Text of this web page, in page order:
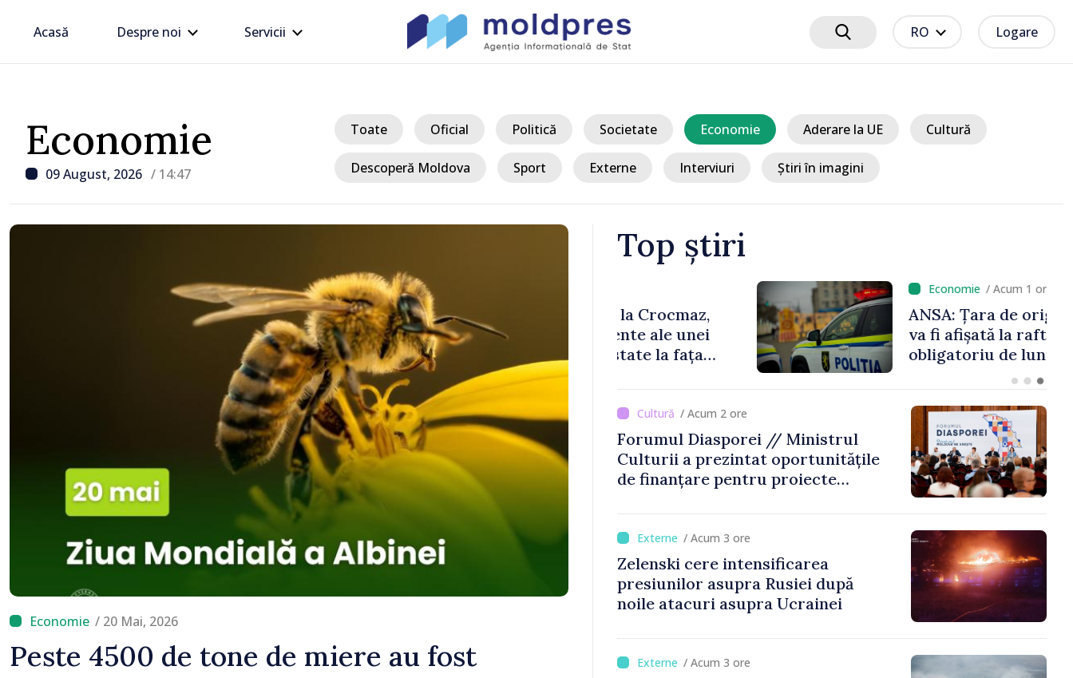
Acasă Despre noi Servicii RO Logare
Economie
09 August, 2026 / 14:47
Toate Oficial Politică Societate Economie Aderare la UE Cultură
Descoperă Moldova Sport Externe Interviuri Știri în imagini
/ 20 Mai, 2026
Peste 4500 de tone de miere au fost
Top știri
/ Acum 1 oră
UPDATE // Explozie la Crocmaz,
Ștefan Vodă. Fragmente ale unei
drone de luptă depistate la fața
/ Acum 1 oră
ANSA: Țara de origine a alimentelor
va fi afișată la raft în mod
obligatoriu de luni, 10 august.
Comercianții riscă amenzi de zeci
/ Acum 2 ore
Forumul Diasporei // Ministrul
Culturii a prezintat oportunitățile
de finanțare pentru proiecte
/ Acum 3 ore
Zelenski cere intensificarea
presiunilor asupra Rusiei după
noile atacuri asupra Ucrainei
/ Acum 3 ore